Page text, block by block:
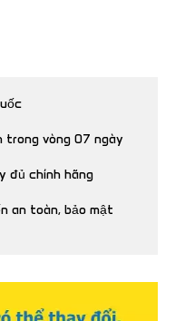
trong vòng 07 ngày
đủ chính hãng
an toàn, bảo mật